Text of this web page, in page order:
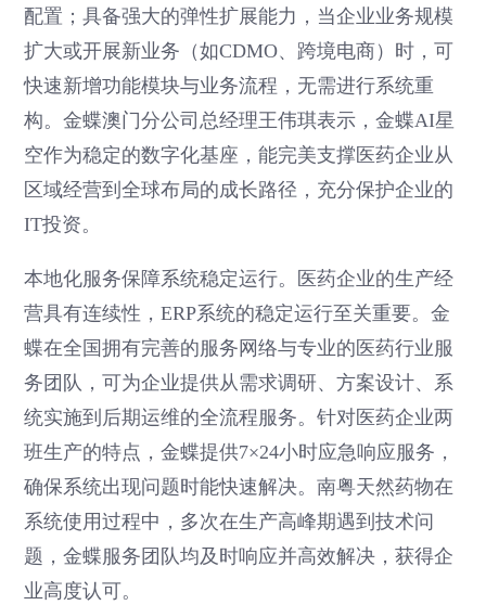
配置；具备强大的弹性扩展能力，当企业业务规模
扩大或开展新业务（如CDMO、跨境电商）时，可
快速新增功能模块与业务流程，无需进行系统重
构。金蝶澳门分公司总经理王伟琪表示，金蝶AI星
空作为稳定的数字化基座，能完美支撑医药企业从
区域经营到全球布局的成长路径，充分保护企业的
IT投资。
本地化服务保障系统稳定运行。医药企业的生产经
营具有连续性，ERP系统的稳定运行至关重要。金
蝶在全国拥有完善的服务网络与专业的医药行业服
务团队，可为企业提供从需求调研、方案设计、系
统实施到后期运维的全流程服务。针对医药企业两
班生产的特点，金蝶提供7×24小时应急响应服务，
确保系统出现问题时能快速解决。南粤天然药物在
系统使用过程中，多次在生产高峰期遇到技术问
题，金蝶服务团队均及时响应并高效解决，获得企
业高度认可。